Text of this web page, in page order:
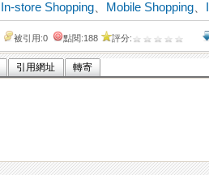
In-store Shopping Mobile Shopping
被引用:0 點閱:188 評分:
引用網址 轉寄